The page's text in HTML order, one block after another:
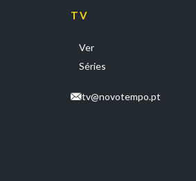
TV
Ver
Séries
tv@novotempo.pt